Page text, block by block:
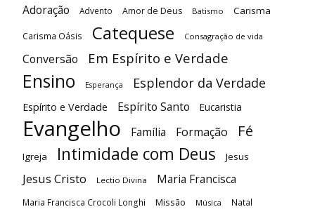
Adoração Advento Amor de Deus Batismo Carisma
Carisma Oásis Catequese Consagração de vida
Conversão Em Espírito e Verdade
Ensino Esperança Esplendor da Verdade
Espírito e Verdade Espírito Santo Eucaristia
Evangelho Família Formação Fé
Igreja Intimidade com Deus Jesus
Jesus Cristo Lectio Divina Maria Francisca
Maria Francisca Crocoli Longhi Missão Música Natal